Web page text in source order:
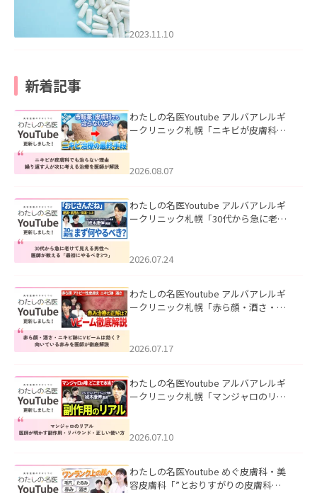
2023.11.10
新着記事
わたしの名医Youtube アルバアレルギ
ークリニック札幌「ニキビが皮膚科で
ました。
2026.08.07
わたしの名医Youtube アルバアレルギ
ークリニック札幌「30代から急に老け
た。
2026.07.24
わたしの名医Youtube アルバアレルギ
ークリニック札幌「赤ら顔・酒さ・ニ
した。
2026.07.17
わたしの名医Youtube アルバアレルギ
ークリニック札幌「マンジャロのリア
た。
2026.07.10
わたしの名医Youtube めぐ皮膚科・美
容皮膚科「”とおりすがりの皮膚科